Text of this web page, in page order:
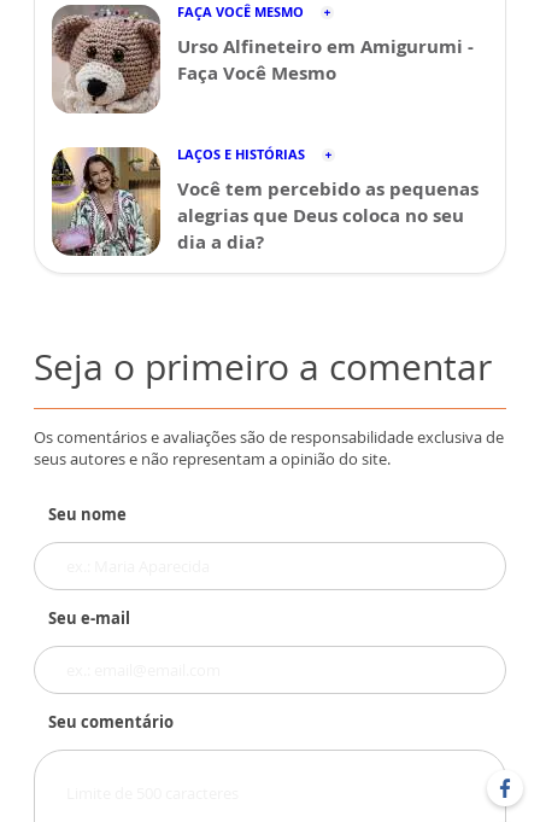
FAÇA VOCÊ MESMO
Urso Alfineteiro em Amigurumi -
Faça Você Mesmo
LAÇOS E HISTÓRIAS
Você tem percebido as pequenas
alegrias que Deus coloca no seu
dia a dia?
Seja o primeiro a comentar
Os comentários e avaliações são de responsabilidade exclusiva de
seus autores e não representam a opinião do site.
Seu nome
Seu e-mail
Seu comentário